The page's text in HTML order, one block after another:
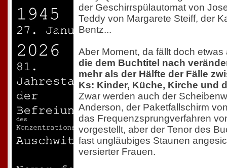
der Geschirrspülautomat von
Teddy von Margarete Steiff, der
Bentz...
Aber Moment, da fällt doch
die dem Buchtitel nach
mehr als der Hälfte der Fälle
Ks: Kinder, Küche, Kirche und
Zwar werden auch der
Anderson, der Paketfallschirm
das Frequenzsprungverfahren
vorgestellt, aber der Tenor des
fast ungläubiges Staunen
versierter Frauen.